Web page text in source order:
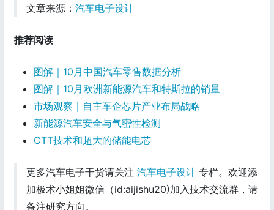
文章来源： 汽车电子设计
推荐阅读
图解｜10月中国汽车零售数据分析
图解｜10月欧洲新能源汽车和特斯拉的销量
市场观察｜自主车企芯片产业布局战略
新能源汽车安全与气密性检测
CTT技术和超大的储能电芯
更多汽车电子干货请关注 汽车电子设计 专栏。欢迎添
加极术小姐姐微信（id:aijishu20)加入技术交流群，请
备注研究方向。